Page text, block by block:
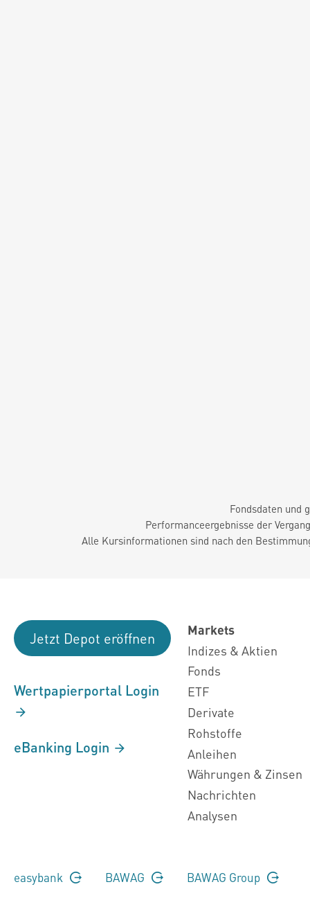
Fondsdaten und
Performanceergebnisse der
Alle Kursinformationen sind nach den
Jetzt Depot eröffnen
Wertpapierportal Login
eBanking Login
Markets
Indizes & Aktien
Fonds
ETF
Derivate
Rohstoffe
Anleihen
Währungen & Zinsen
Nachrichten
Analysen
easybank BAWAG BAWAG Group